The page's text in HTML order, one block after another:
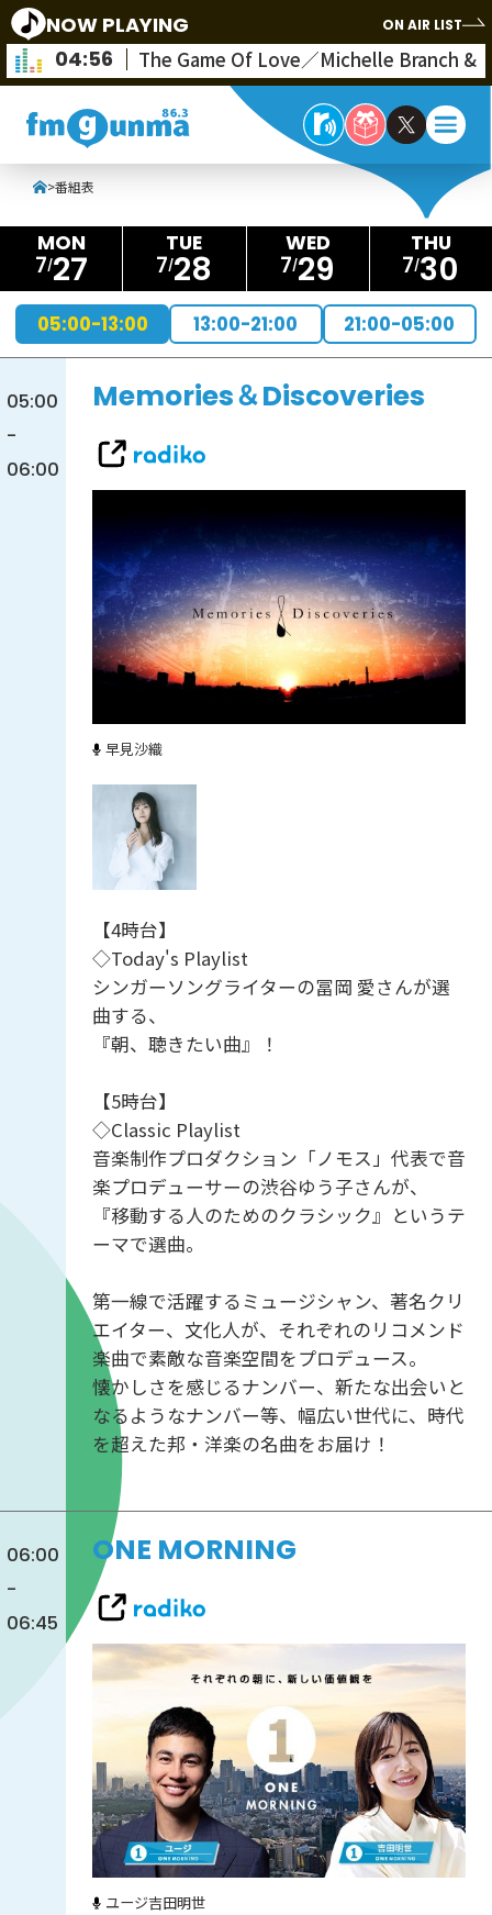
NOW PLAYING ON AIR LIST
04:56 The Game Of Love／Michelle Branch &
>番組表
7 27 7 28 7 29 7 30
05:00-13:00 13:00-21:00 21:00-05:00
05:00
-
06:00
Memories＆Discoveries
早見沙織
【4時台】
◇Today's Playlist
シンガーソングライターの冨岡 愛さんが選
曲する、
『朝、聴きたい曲』！
【5時台】
◇Classic Playlist
音楽制作プロダクション「ノモス」代表で音
楽プロデューサーの渋谷ゆう子さんが、
『移動する人のためのクラシック』というテ
ーマで選曲。
第一線で活躍するミュージシャン、著名クリ
エイター、文化人が、それぞれのリコメンド
楽曲で素敵な音楽空間をプロデュース。
懐かしさを感じるナンバー、新たな出会いと
なるようなナンバー等、幅広い世代に、時代
を超えた邦・洋楽の名曲をお届け！
06:00
-
06:45
ONE MORNING
ユージ吉田明世